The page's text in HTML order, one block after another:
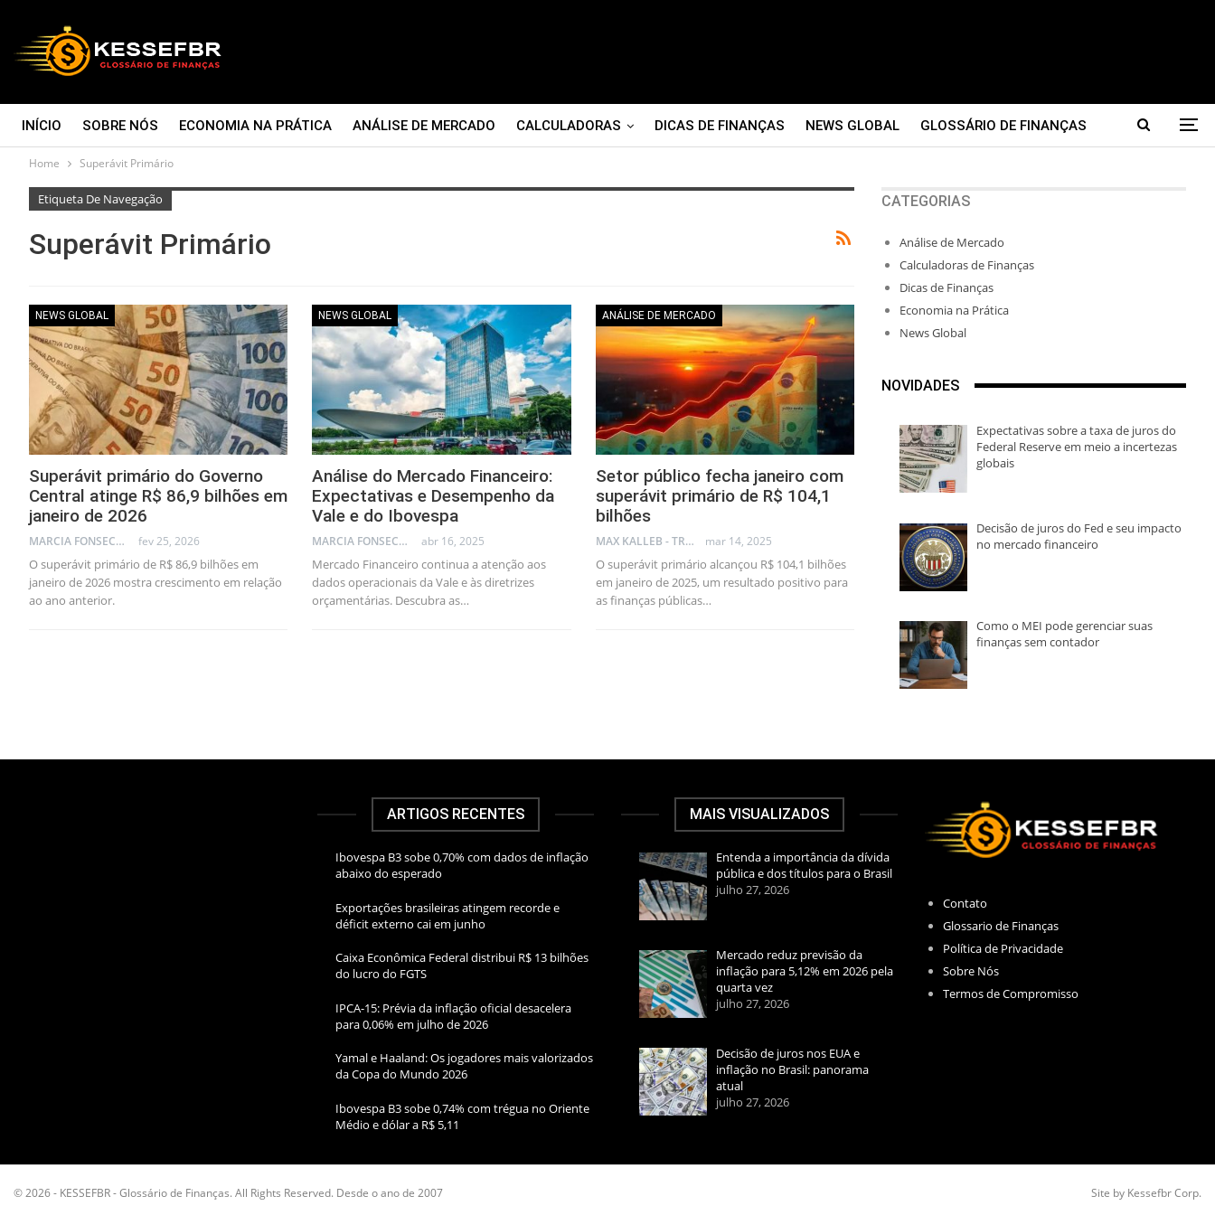
INÍCIO SOBRE NÓS ECONOMIA NA PRÁTICA ANÁLISE DE MERCADO CALCULADORAS DICAS DE FINANÇAS NEWS GLOBAL GLOSSÁRIO DE FINANÇAS
CONTATO
Home Superávit Primário
Etiqueta De Navegação
Superávit Primário
NEWS GLOBAL
Superávit primário do Governo
Central atinge R$ 86,9 bilhões em
janeiro de 2026
MARCIA FONSECA - FINANCIAL CONSULTANT fev 25, 2026
O superávit primário de R$ 86,9 bilhões em
janeiro de 2026 mostra crescimento em relação
ao ano anterior.
NEWS GLOBAL
Análise do Mercado Financeiro:
Expectativas e Desempenho da
Vale e do Ibovespa
MARCIA FONSECA - FINANCIAL CONSULTANT abr 16, 2025
Mercado Financeiro continua a atenção aos
dados operacionais da Vale e às diretrizes
orçamentárias. Descubra as…
ANÁLISE DE MERCADO
Setor público fecha janeiro com
superávit primário de R$ 104,1
bilhões
MAX KALLEB - TRADER mar 14, 2025
O superávit primário alcançou R$ 104,1 bilhões
em janeiro de 2025, um resultado positivo para
as finanças públicas…
CATEGORIAS
Análise de Mercado
Calculadoras de Finanças
Dicas de Finanças
Economia na Prática
News Global
NOVIDADES
Expectativas sobre a taxa de juros do
Federal Reserve em meio a incertezas
globais
Decisão de juros do Fed e seu impacto
no mercado financeiro
Como o MEI pode gerenciar suas
finanças sem contador
ARTIGOS RECENTES
Ibovespa B3 sobe 0,70% com dados de inflação
abaixo do esperado
Exportações brasileiras atingem recorde e
déficit externo cai em junho
Caixa Econômica Federal distribui R$ 13 bilhões
do lucro do FGTS
IPCA-15: Prévia da inflação oficial desacelera
para 0,06% em julho de 2026
Yamal e Haaland: Os jogadores mais valorizados
da Copa do Mundo 2026
Ibovespa B3 sobe 0,74% com trégua no Oriente
Médio e dólar a R$ 5,11
MAIS VISUALIZADOS
Entenda a importância da dívida
pública e dos títulos para o Brasil
julho 27, 2026
Mercado reduz previsão da
inflação para 5,12% em 2026 pela
quarta vez
julho 27, 2026
Decisão de juros nos EUA e
inflação no Brasil: panorama
atual
julho 27, 2026
Contato
Glossario de Finanças
Política de Privacidade
Sobre Nós
Termos de Compromisso
© 2026 - KESSEFBR - Glossário de Finanças. All Rights Reserved. Desde o ano de 2007 Site by Kessefbr Corp.